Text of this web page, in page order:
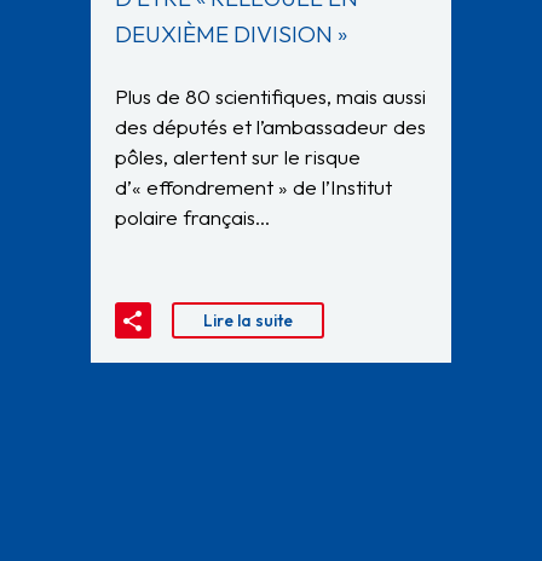
DEUXIÈME DIVISION »
Plus de 80 scientifiques, mais aussi
des députés et l’ambassadeur des
pôles, alertent sur le risque
d’« effondrement » de l’Institut
polaire français…
Lire la suite